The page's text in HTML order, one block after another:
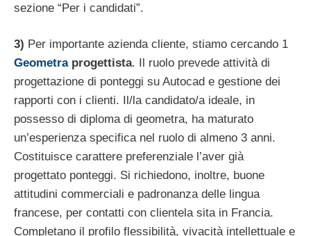
sezione “Per i candidati”.
3) Per importante azienda cliente, stiamo cercando 1
Geometraprogettista. Il ruolo prevede attività di
progettazione di ponteggi su Autocad e gestione dei
rapporti con i clienti. Il/la candidato/a ideale, in
possesso di diploma di geometra, ha maturato
un’esperienza specifica nel ruolo di almeno 3 anni.
Costituisce carattere preferenziale l’aver già
progettato ponteggi. Si richiedono, inoltre, buone
attitudini commerciali e padronanza delle lingua
francese, per contatti con clientela sita in Francia.
Completano il profilo flessibilità, vivacità intellettuale e